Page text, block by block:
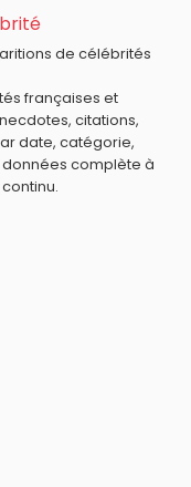
Walt Whitman
sont du signe
Chesky
de célébrités
françaises et
citations,
date, catégorie,
complète à